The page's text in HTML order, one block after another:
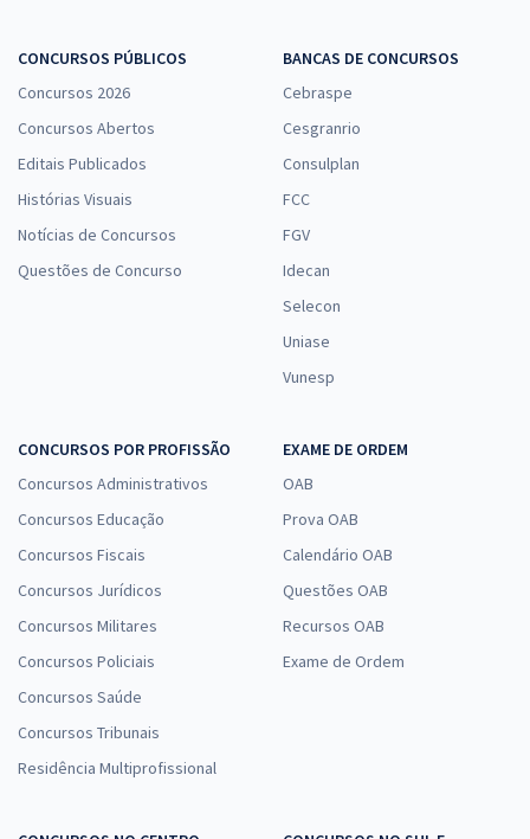
CONCURSOS PÚBLICOS
Concursos 2026
Concursos Abertos
Editais Publicados
Histórias Visuais
Notícias de Concursos
Questões de Concurso
BANCAS DE CONCURSOS
Cebraspe
Cesgranrio
Consulplan
FCC
FGV
Idecan
Selecon
Uniase
Vunesp
CONCURSOS POR PROFISSÃO
Concursos Administrativos
Concursos Educação
Concursos Fiscais
Concursos Jurídicos
Concursos Militares
Concursos Policiais
Concursos Saúde
Concursos Tribunais
Residência Multiprofissional
EXAME DE ORDEM
OAB
Prova OAB
Calendário OAB
Questões OAB
Recursos OAB
Exame de Ordem